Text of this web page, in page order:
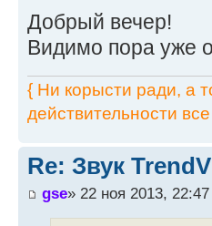
Добрый вечер!
Видимо пора уже
{ Ни корысти ради, а
действительности
Re: Звук
gse» 22 ноя 2013, 22:47